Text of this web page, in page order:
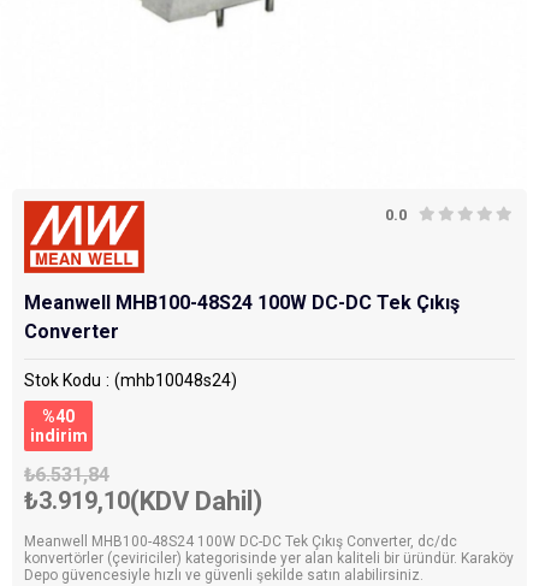
0.0
Meanwell MHB100-48S24 100W DC-DC Tek Çıkış
Converter
Stok Kodu
(mhb10048s24)
%40
i̇ndirim
₺6.531,84
₺3.919,10(KDV Dahil)
Meanwell MHB100-48S24 100W DC-DC Tek Çıkış Converter, dc/dc
konvertörler (çeviriciler) kategorisinde yer alan kaliteli bir üründür. Karaköy
Depo güvencesiyle hızlı ve güvenli şekilde satın alabilirsiniz.